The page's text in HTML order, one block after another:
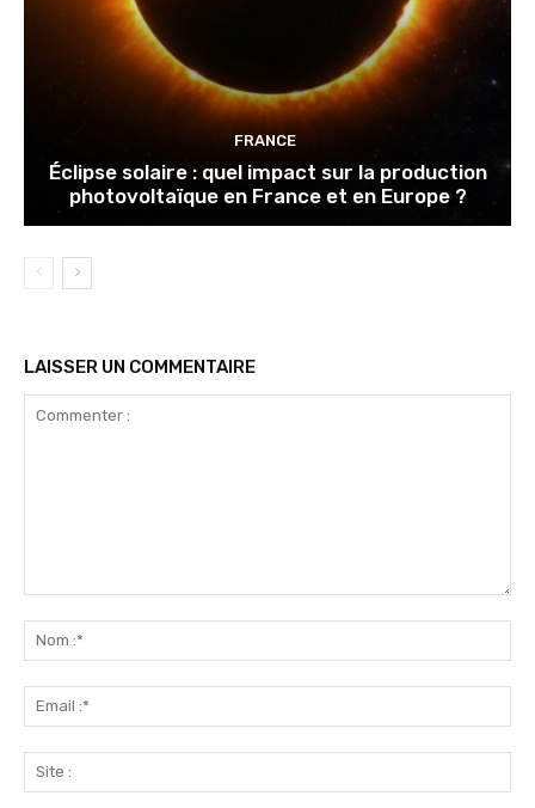
FRANCE
Éclipse solaire : quel impact sur la production
photovoltaïque en France et en Europe ?
LAISSER UN COMMENTAIRE